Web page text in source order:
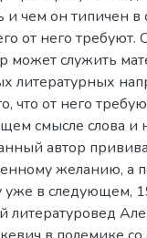
и чем он типичен в
от него
может служить
литературных
что от него
смысле слова и
автор
желанию, а
уже в следующем,
литературовед